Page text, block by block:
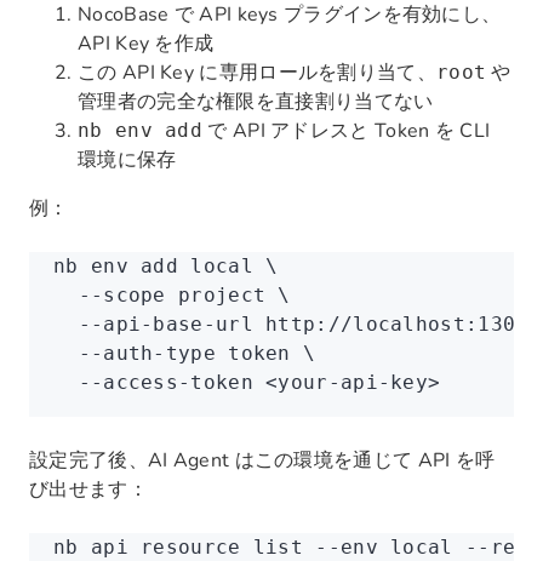
NocoBase で API keys プラグインを有効にし、
API Key を作成
この API Key に専用ロールを割り当て、
root や
管理者の完全な権限を直接割り当てない
nb env add で API アドレスと Token を CLI
環境に保存
例：
nb env add local \
  --scope
project
\
  --api-base-url
http://
  --auth-type
token \
  --access-token
<your-api-key>
設定完了後、AI Agent はこの環境を通じて API を呼
び出せます：
nb api resource list --env local --